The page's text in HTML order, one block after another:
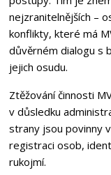
nejzranitelnějších –
konflikty, které má
důvěrném dialogu s
jejich osudu.
Ztěžování činnosti
v důsledku
strany jsou povinny
registraci osob,
rukojmí.